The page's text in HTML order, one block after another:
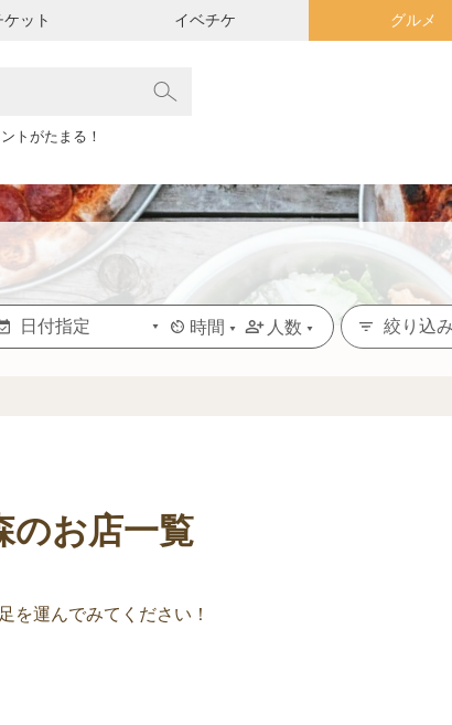
ット イベチケ グルメ
トがたまる！
時間 人数 絞り込
のお店一覧
を運んでみてください！